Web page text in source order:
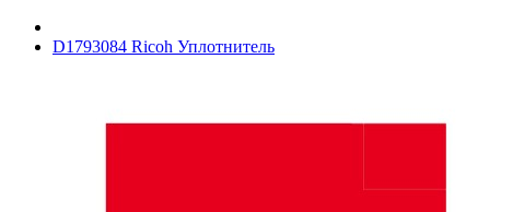
D1793084 Ricoh Уплотнитель